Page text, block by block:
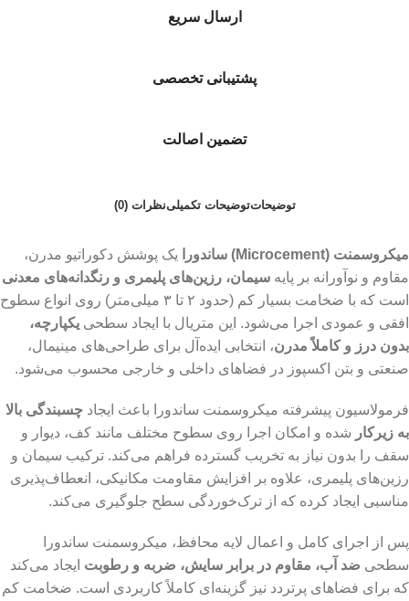
ارسال سریع
پشتیبانی تخصصی
تضمین اصالت
توضیحاتتوضیحات تکمیلینظرات (0)
میکروسمنت (Microcement) ساندورا
یک پوشش دکوراتیو مدرن،
مقاوم و نوآورانه بر پایه سیمان، رزین‌های پلیمری و رنگدانه‌های معدنی
است که با ضخامت بسیار کم (حدود ۲ تا ۳ میلی‌متر) روی انواع سطوح
افقی و عمودی اجرا می‌شود. این متریال با ایجاد سطحی یکپارچه،
بدون درز و کاملاً مدرن، انتخابی ایده‌آل برای طراحی‌های مینیمال،
صنعتی و بتن اکسپوز در فضاهای داخلی و خارجی محسوب می‌شود.
فرمولاسیون پیشرفته میکروسمنت ساندورا باعث ایجاد چسبندگی بالا
به زیرکار شده و امکان اجرا روی سطوح مختلف مانند کف، دیوار و
سقف را بدون نیاز به تخریب گسترده فراهم می‌کند. ترکیب سیمان و
رزین‌های پلیمری، علاوه بر افزایش مقاومت مکانیکی، انعطاف‌پذیری
مناسبی ایجاد کرده که از ترک‌خوردگی سطح جلوگیری می‌کند.
پس از اجرای کامل و اعمال لایه محافظ، میکروسمنت ساندورا
سطحی ضد آب، مقاوم در برابر سایش، ضربه و رطوبت ایجاد می‌کند
که برای فضاهای پرتردد نیز گزینه‌ای کاملاً کاربردی است. ضخامت کم